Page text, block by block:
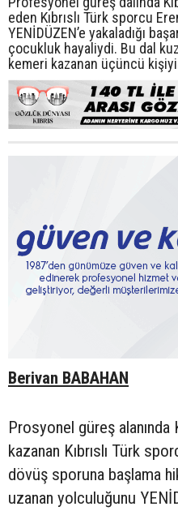
eden Kıbrıslı Türk sporcu
YENİDÜZEN’e yakaladığı
çocukluk hayaliydi. Bu dal
kemeri kazanan üçüncü
Berivan BABAHAN
Prosyonel güreş alanında
kazanan Kıbrıslı Türk
dövüş sporuna başlama
uzanan yolculuğunu